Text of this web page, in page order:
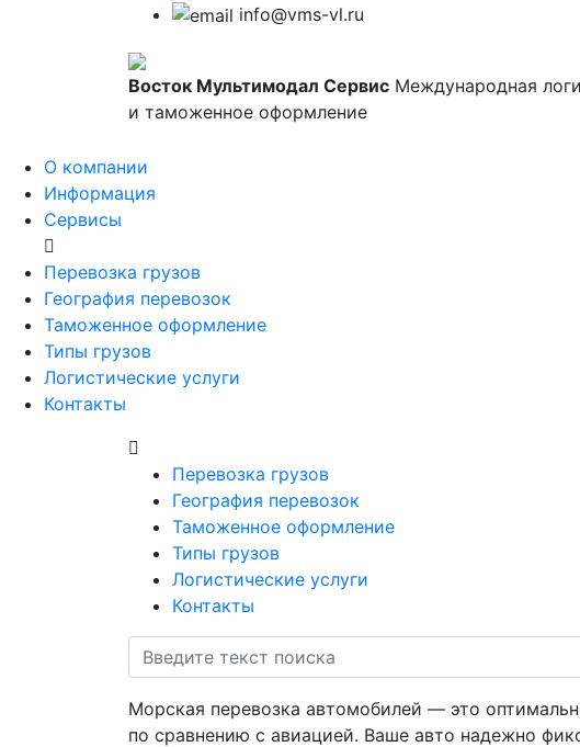
info@vms-vl.ru
Восток Мультимодал Сервис Международная
и таможенное оформление
О компании
Информация
Сервисы
Перевозка грузов
География перевозок
Таможенное оформление
Типы грузов
Логистические услуги
Контакты
Перевозка грузов
География перевозок
Таможенное оформление
Типы грузов
Логистические услуги
Контакты
Морская перевозка автомобилей — это
по сравнению с авиацией. Ваше авто надежно